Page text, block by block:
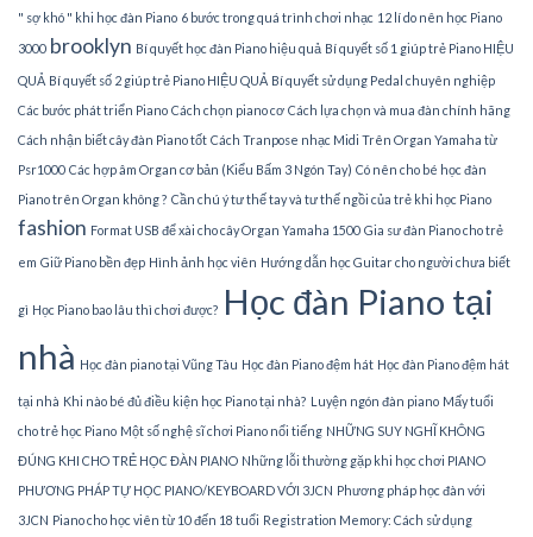
" sợ khó " khi học đàn Piano 6 bước trong quá trình chơi nhạc 12 lí do nên học Piano
3000 brooklyn Bí quyết học đàn Piano hiệu quả Bí quyết số 1 giúp trẻ Piano HIỆU
QUẢ Bí quyết số 2 giúp trẻ Piano HIỆU QUẢ Bí quyết sử dụng Pedal chuyên nghiệp
Các bước phát triển Piano Cách chọn piano cơ Cách lựa chọn và mua đàn chính hãng
Cách nhận biết cây đàn Piano tốt Cách Tranpose nhạc Midi Trên Organ Yamaha từ
Psr1000 Các hợp âm Organ cơ bản (Kiểu Bấm 3 Ngón Tay) Có nên cho bé học đàn
Piano trên Organ không ? Cần chú ý tư thế tay và tư thế ngồi của trẻ khi học Piano
fashion Format USB để xài cho cây Organ Yamaha 1500 Gia sư đàn Piano cho trẻ
em Giữ Piano bền đẹp Hình ảnh học viên Hướng dẫn học Guitar cho người chưa biết
gì Học Piano bao lâu thì chơi được? Học đàn Piano tại
nhà Học đàn piano tại Vũng Tàu Học đàn Piano đệm hát Học đàn Piano đệm hát
tại nhà Khi nào bé đủ điều kiện học Piano tại nhà? Luyện ngón đàn piano Mấy tuổi
cho trẻ học Piano Một số nghệ sĩ chơi Piano nổi tiếng NHỮNG SUY NGHĨ KHÔNG
ĐÚNG KHI CHO TRẺ HỌC ĐÀN PIANO Những lỗi thường gặp khi học chơi PIANO
PHƯƠNG PHÁP TỰ HỌC PIANO/KEYBOARD VỚI 3JCN Phương pháp học đàn với
3JCN Piano cho học viên từ 10 đến 18 tuổi Registration Memory: Cách sử dụng